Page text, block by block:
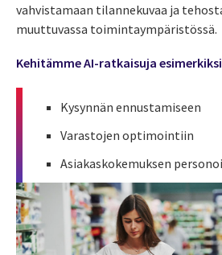
vahvistamaan tilannekuvaa ja
muuttuvassa toimintaympäristössä.
Kehitämme AI-ratkaisuja esimerkiksi
Kysynnän ennustamiseen
Varastojen optimointiin
Asiakaskokemuksen